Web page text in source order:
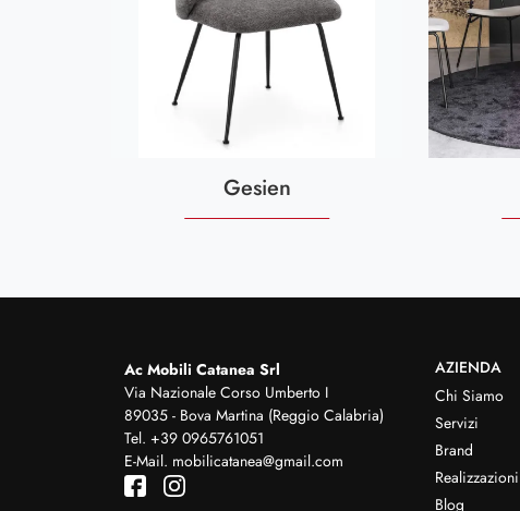
Gesien
Ac Mobili Catanea Srl
Via Nazionale Corso Umberto I
89035 - Bova Martina (Reggio Calabria)
Tel. +39 0965761051
E-Mail. mobilicatanea@gmail.com
AZIENDA
Chi Siamo
Servizi
Brand
Realizzazioni
Blog